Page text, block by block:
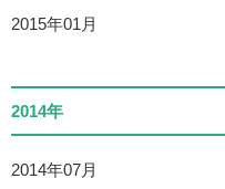
2015年01月
2014年
2014年07月